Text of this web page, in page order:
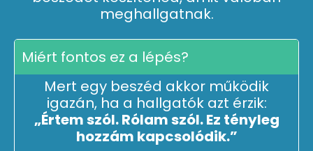
meghallgatnak.
Miért fontos ez a lépés?
Mert egy beszéd akkor működik
igazán, ha a hallgatók azt érzik:
„Értem szól. Rólam szól. Ez tényleg
hozzám kapcsolódik.”